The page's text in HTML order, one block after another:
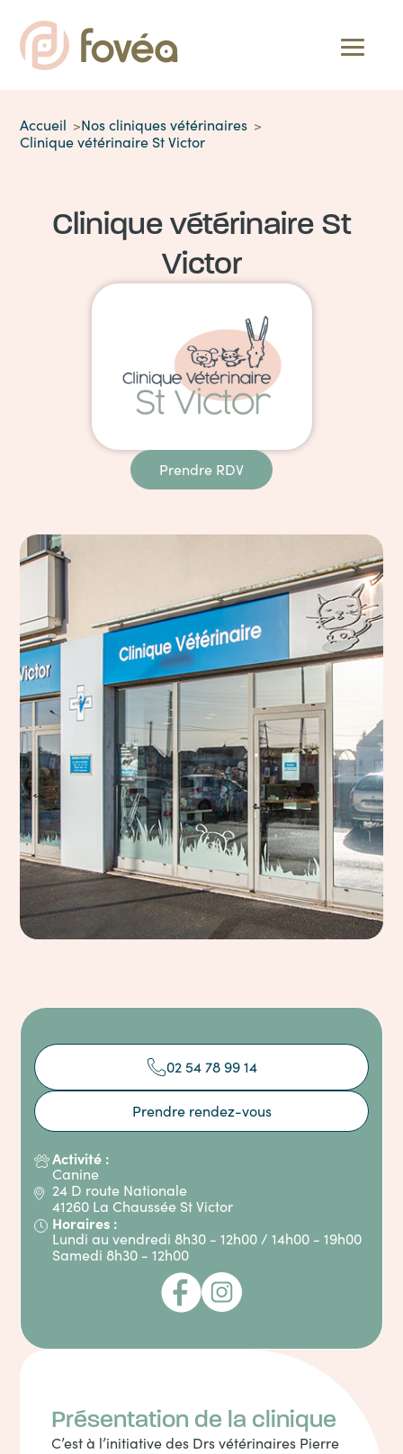
Accueil
Nos cliniques vétérinaires
Clinique vétérinaire St Victor
Clinique vétérinaire St
Victor
Prendre RDV
02 54 78 99 14
Prendre rendez-vous
Activité :
Canine
24 D route Nationale
41260 La Chaussée St Victor
Horaires :
Lundi au vendredi 8h30 - 12h00 / 14h00 - 19h00
Samedi 8h30 - 12h00
Présentation de la clinique
C’est à l’initiative des Drs vétérinaires Pierre